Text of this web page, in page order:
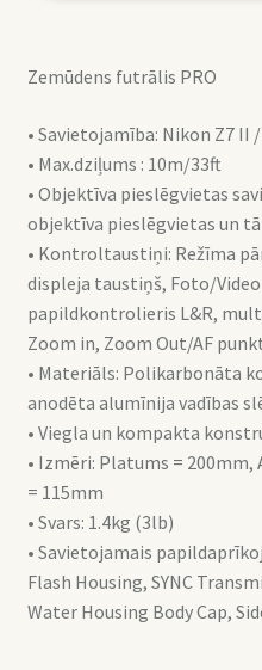
II
Z6
II
/
Z5
/
Z7
/
Z6
(AT10320)
daudzums
Zemūdens futrālis PRO
• Savietojamība: Nikon Z7 II
• Max.dziļums : 10m/33ft
• Objektīva pieslēgvietas
objektīva pieslēgvietas un
• Kontroltaustiņi: Režīma
displeja taustiņš, Foto/
papildkontrolieris L&R,
Zoom in, Zoom Out/AF
• Materiāls: Polikarbonāta
anodēta alumīnija vadības
• Viegla un kompakta
• Izmēri: Platums = 200mm,
= 115mm
• Svars: 1.4kg (3lb)
• Savietojamais
Flash Housing, SYNC
Water Housing Body Cap,